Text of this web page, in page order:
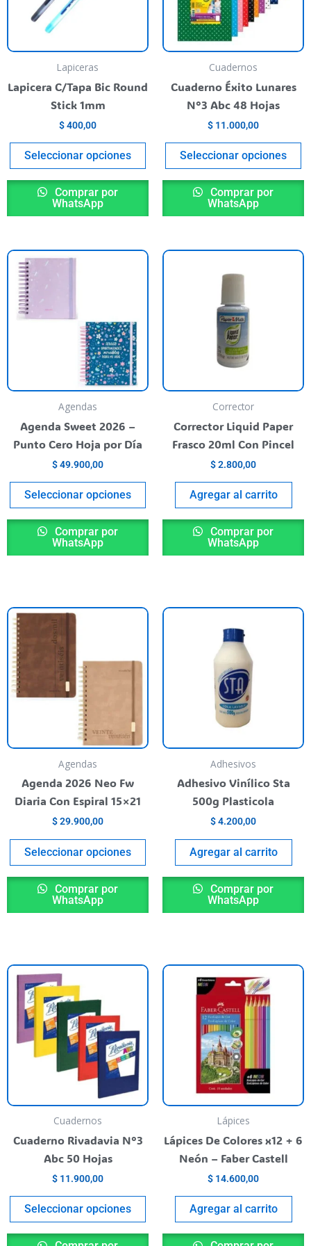
Lapiceras
Lapicera C/Tapa Bic Round
Stick 1mm
$400,00
Seleccionar opciones
opciones
se
elegir
producto
Comprar por
WhatsApp
Cuadernos
Cuaderno Éxito Lunares
N°3 Abc 48 Hojas
$ 11.000,00
Seleccionar opciones
Comprar por
WhatsApp
Agendas
Agenda Sweet 2026 –
Punto Cero Hoja por Día
$49.900,00
Seleccionar opciones
Este
se
elegir
producto
Comprar por
WhatsApp
Corrector
Corrector Liquid Paper
Frasco 20ml Con Pincel
$2.800,00
Agregar al carrito
Comprar por
WhatsApp
Agendas
Agenda 2026 Neo Fw
Diaria Con Espiral 15×21
$29.900,00
Seleccionar opciones
Este
se
producto
Comprar por
WhatsApp
Adhesivos
Adhesivo Vinílico Sta
500g Plasticola
$4.200,00
Agregar al carrito
Comprar por
WhatsApp
Cuadernos
Cuaderno Rivadavia N°3
Abc 50 Hojas
$ 11.900,00
Seleccionar opciones
Este
se
elegir
producto
Lápices
Lápices De Colores x12 + 6
Neón – Faber Castell
$ 14.600,00
Agregar al carrito